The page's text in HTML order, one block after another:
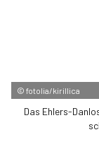
© fotolia/kirillica
Das Ehlers-